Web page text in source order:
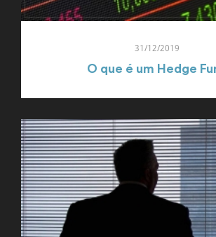
31/12/2019
O que é um Hedge